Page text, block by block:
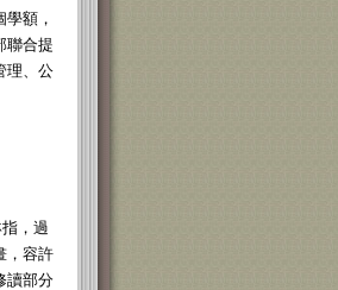
額，
聯合提
理、公
，過
，容許
讀部分